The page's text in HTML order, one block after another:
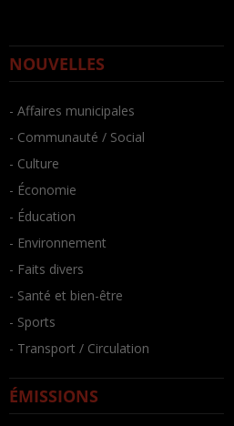
NOUVELLES
- Affaires municipales
- Communauté / Social
- Culture
- Économie
- Éducation
- Environnement
- Faits divers
- Santé et bien-être
- Sports
- Transport / Circulation
ÉMISSIONS